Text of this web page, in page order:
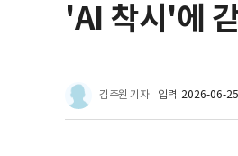
'AI 착시'에
김주원 기자 입력 2026-06-